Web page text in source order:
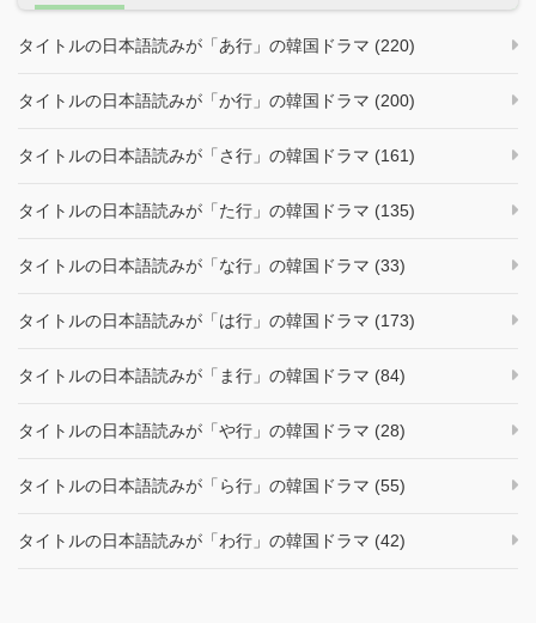
タイトルの日本語読みが「あ行」の韓国ドラマ (220)
タイトルの日本語読みが「か行」の韓国ドラマ (200)
タイトルの日本語読みが「さ行」の韓国ドラマ (161)
タイトルの日本語読みが「た行」の韓国ドラマ (135)
タイトルの日本語読みが「な行」の韓国ドラマ (33)
タイトルの日本語読みが「は行」の韓国ドラマ (173)
タイトルの日本語読みが「ま行」の韓国ドラマ (84)
タイトルの日本語読みが「や行」の韓国ドラマ (28)
タイトルの日本語読みが「ら行」の韓国ドラマ (55)
タイトルの日本語読みが「わ行」の韓国ドラマ (42)